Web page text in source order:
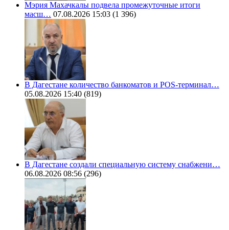
Мэрия Махачкалы подвела промежуточные итоги
масш… 07.08.2026 15:03 (1 396)
В Дагестане количество банкоматов и POS-терминал…
05.08.2026 15:40 (819)
В Дагестане создали специальную систему снабжени…
06.08.2026 08:56 (296)